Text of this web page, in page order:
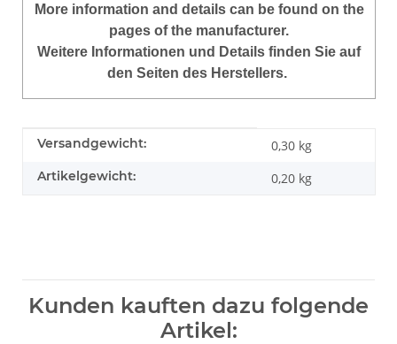
More information and details can be found on the
pages of the manufacturer.
Weitere Informationen und Details finden Sie auf
den Seiten des Herstellers.
Produkteigenschaft
Wert
Versandgewicht: 0,30 kg
Artikelgewicht: 0,20 kg
Kunden kauften dazu folgende
Artikel: